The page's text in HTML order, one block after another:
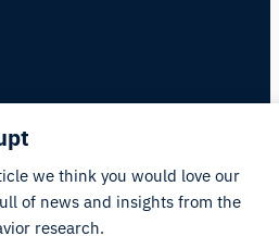
we think you would love our
of news and insights from the
research.